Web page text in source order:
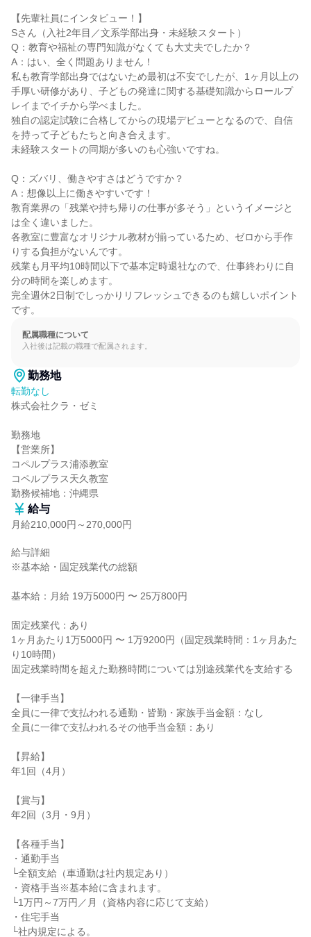
【先輩社員にインタビュー！】
Sさん（入社2年目／文系学部出身・未経験スタート）
Q：教育や福祉の専門知識がなくても大丈夫でしたか？
A：はい、全く問題ありません！
私も教育学部出身ではないため最初は不安でしたが、1ヶ月以上の
手厚い研修があり、子どもの発達に関する基礎知識からロールプ
レイまでイチから学べました。
独自の認定試験に合格してからの現場デビューとなるので、自信
を持って子どもたちと向き合えます。
未経験スタートの同期が多いのも心強いですね。
Q：ズバリ、働きやすさはどうですか？
A：想像以上に働きやすいです！
教育業界の「残業や持ち帰りの仕事が多そう」というイメージと
は全く違いました。
各教室に豊富なオリジナル教材が揃っているため、ゼロから手作
りする負担がないんです。
残業も月平均10時間以下で基本定時退社なので、仕事終わりに自
分の時間を楽しめます。
完全週休2日制でしっかりリフレッシュできるのも嬉しいポイント
です。
配属職種について
入社後は記載の職種で配属されます。
勤務地
転勤なし
株式会社クラ・ゼミ
勤務地
【営業所】
コペルプラス浦添教室
コペルプラス天久教室
勤務候補地：沖縄県
給与
月給210,000円～270,000円
給与詳細
※基本給・固定残業代の総額
基本給：月給 19万5000円 〜 25万800円
固定残業代：あり
1ヶ月あたり1万5000円 〜 1万9200円（固定残業時間：1ヶ月あた
り10時間）
固定残業時間を超えた勤務時間については別途残業代を支給する
【一律手当】
全員に一律で支払われる通勤・皆勤・家族手当金額：なし
全員に一律で支払われるその他手当金額：あり
【昇給】
年1回（4月）
【賞与】
年2回（3月・9月）
【各種手当】
・通勤手当
└全額支給（車通勤は社内規定あり）
・資格手当※基本給に含まれます。
└1万円～7万円／月（資格内容に応じて支給）
・住宅手当
└社内規定による。